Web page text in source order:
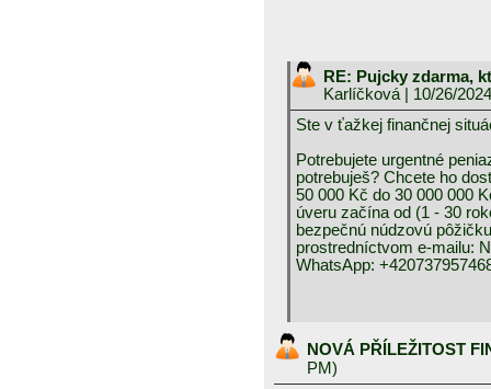
RE: Pujcky zdarma,
Karlíčková | 10/26/
Ste v ťažkej finančnej
Potrebujete urgentné
potrebuješ? Chcete ho
50 000 Kč do 30 000 000
úveru začína od (1 - 30
bezpečnú núdzovú
prostredníctvom e-mailu:
WhatsApp:
NOVÁ PŘÍLEŽITOST
PM)